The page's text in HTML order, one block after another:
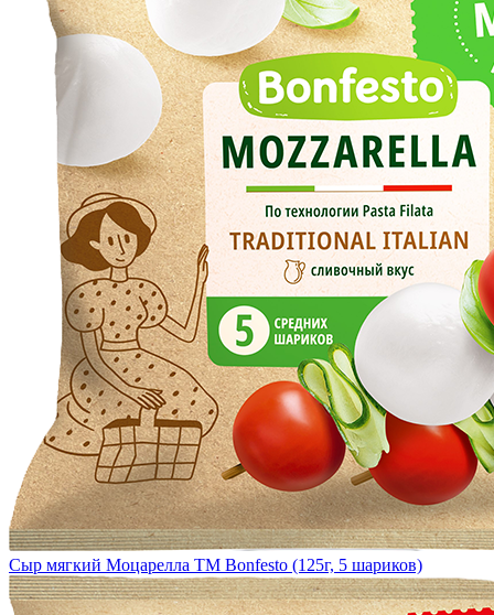
Сыр мягкий Моцарелла TM Bonfesto (125г, 5 шариков)